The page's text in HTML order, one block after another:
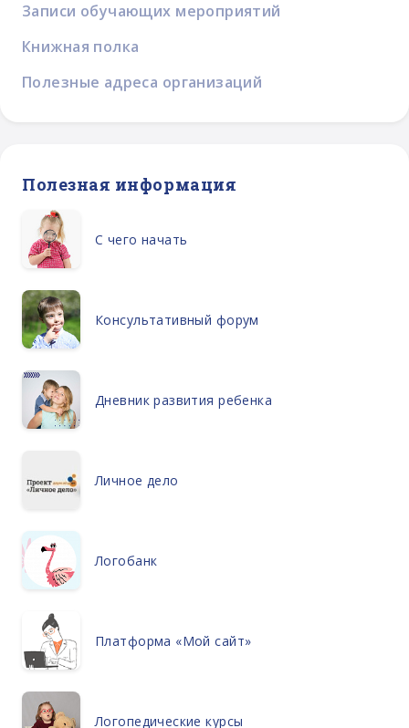
Записи обучающих мероприятий
Книжная полка
Полезные адреса организаций
Полезная информация
С чего начать
Консультативный форум
Дневник развития ребенка
Личное дело
Логобанк
Платформа «Мой сайт»
Логопедические курсы